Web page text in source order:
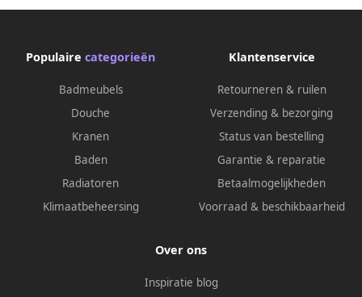
Populaire categorieën
Badmeubels
Douche
Kranen
Baden
Radiatoren
Klimaatbeheersing
Klantenservice
Retourneren & ruilen
Verzending & bezorging
Status van bestelling
Garantie & reparatie
Betaalmogelijkheden
Voorraad & beschikbaarheid
Over ons
Inspiratie blog